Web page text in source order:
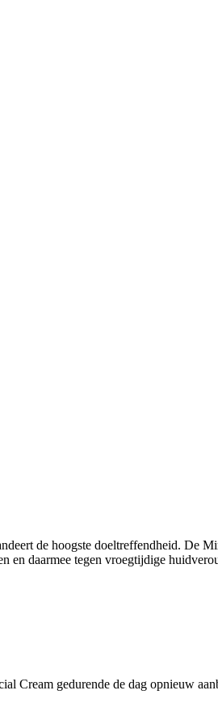
de hoogste doeltreffendheid. De
en daarmee tegen vroegtijdige
Cream gedurende de dag opnieuw